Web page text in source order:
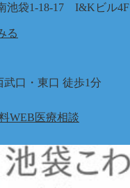
池袋1-18-17 I&Kビル4F
る
武口・東口 徒歩1分
WEB医療相談